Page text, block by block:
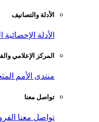
الأدلة والتصانيف
الأدلة الإحصائية
المركز الإعلامي
منتدى الأمم
تواصل معنا
تواصل معنا